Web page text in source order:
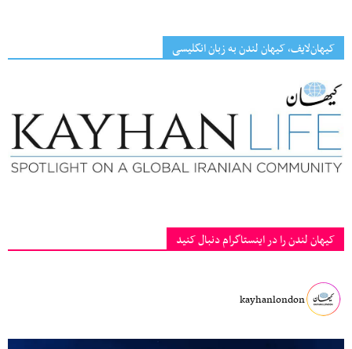
کیهان‌لایف، کیهان لندن به زبان انگلیسی
کیهان لندن را در اینستاگرام دنبال کنید
kayhanlondon